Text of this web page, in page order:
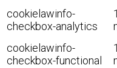
cookielawinfo-
checkbox-analytics
cookielawinfo-
checkbox-functional